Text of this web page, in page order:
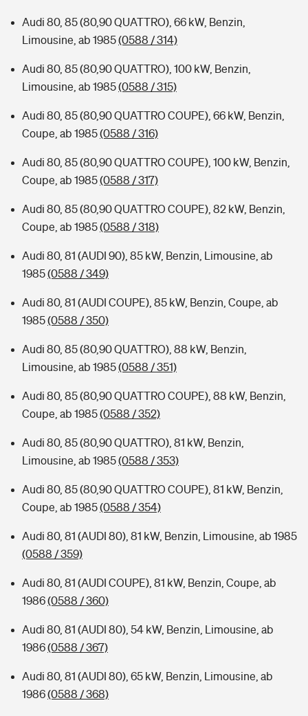
Audi 80, 85 (80,90 QUATTRO), 66 kW, Benzin,
Limousine, ab 1985(0588 / 314)
Audi 80, 85 (80,90 QUATTRO), 100 kW, Benzin,
Limousine, ab 1985(0588 / 315)
Audi 80, 85 (80,90 QUATTRO COUPE), 66 kW, Benzin,
Coupe, ab 1985(0588 / 316)
Audi 80, 85 (80,90 QUATTRO COUPE), 100 kW, Benzin,
Coupe, ab 1985(0588 / 317)
Audi 80, 85 (80,90 QUATTRO COUPE), 82 kW, Benzin,
Coupe, ab 1985(0588 / 318)
Audi 80, 81 (AUDI 90), 85 kW, Benzin, Limousine, ab
1985(0588 / 349)
Audi 80, 81 (AUDI COUPE), 85 kW, Benzin, Coupe, ab
1985(0588 / 350)
Audi 80, 85 (80,90 QUATTRO), 88 kW, Benzin,
Limousine, ab 1985(0588 / 351)
Audi 80, 85 (80,90 QUATTRO COUPE), 88 kW, Benzin,
Coupe, ab 1985(0588 / 352)
Audi 80, 85 (80,90 QUATTRO), 81 kW, Benzin,
Limousine, ab 1985(0588 / 353)
Audi 80, 85 (80,90 QUATTRO COUPE), 81 kW, Benzin,
Coupe, ab 1985(0588 / 354)
Audi 80, 81 (AUDI 80), 81 kW, Benzin, Limousine, ab 1985
(0588 / 359)
Audi 80, 81 (AUDI COUPE), 81 kW, Benzin, Coupe, ab
1986(0588 / 360)
Audi 80, 81 (AUDI 80), 54 kW, Benzin, Limousine, ab
1986(0588 / 367)
Audi 80, 81 (AUDI 80), 65 kW, Benzin, Limousine, ab
1986(0588 / 368)